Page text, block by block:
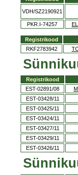
VDH/SZ2190921
PKR.I-74257
Registrikood
RKF2783942
Registrikood
EST-02891/08
EST-03428/11
EST-03425/11
EST-03424/11
EST-03427/11
EST-03429/11
EST-03426/11